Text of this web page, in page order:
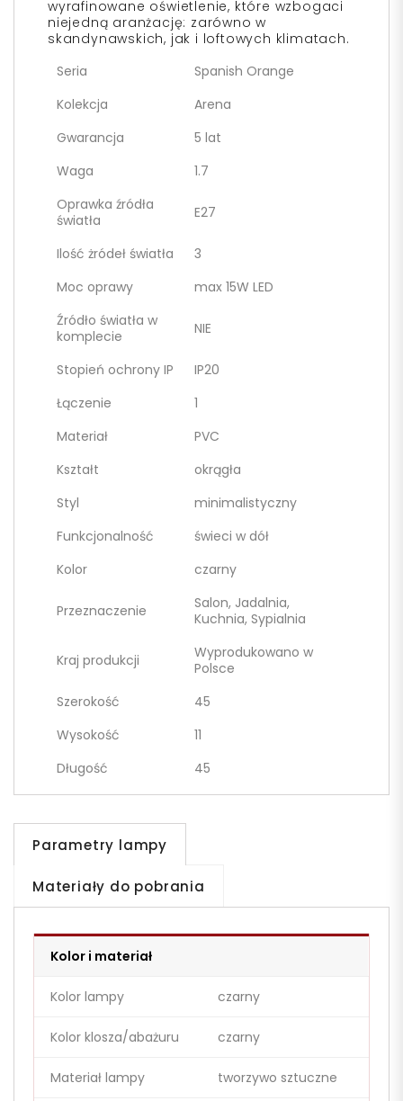
wyrafinowane oświetlenie, które wzbogaci
niejedną aranżację: zarówno w
skandynawskich, jak i loftowych klimatach.
Seria
Spanish Orange
Kolekcja
Arena
Gwarancja
5 lat
Waga
1.7
Oprawka źródła
światła
E27
Ilość żródeł światła
3
Moc oprawy
max 15W LED
Źródło światła w
komplecie
NIE
Stopień ochrony IP
IP20
Łączenie
1
Materiał
PVC
Kształt
okrągła
Styl
minimalistyczny
Funkcjonalność
świeci w dół
Kolor
czarny
Przeznaczenie
Salon, Jadalnia,
Kuchnia, Sypialnia
Kraj produkcji
Wyprodukowano w
Polsce
Szerokość
45
Wysokość
11
Długość
45
Parametry lampy
Materiały do pobrania
Kolor i materiał
Kolor lampy czarny
Kolor klosza/abażuru czarny
Materiał lampy tworzywo sztuczne